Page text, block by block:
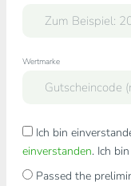
Wertmarke
Ich bin
einverstanden. Ich
Passed the